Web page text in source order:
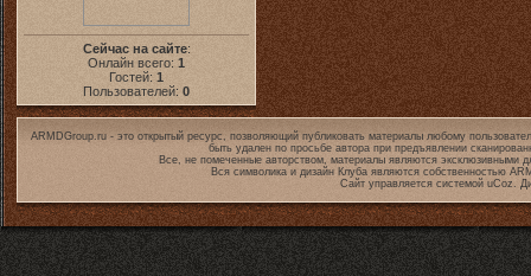
Сейчас на сайте:
Онлайн всего: 1
Гостей: 1
Пользователей: 0
ARMDGroup.ru - это открытый ресурс, позволяющий публиковать материалы любому
быть удален по просьбе автора при предъявлении
Все, не помеченные авторством, материалы являются эксклюзивными
Вся символика и дизайн Клуба являются собственностью
Сайт управляется системой uCoz.